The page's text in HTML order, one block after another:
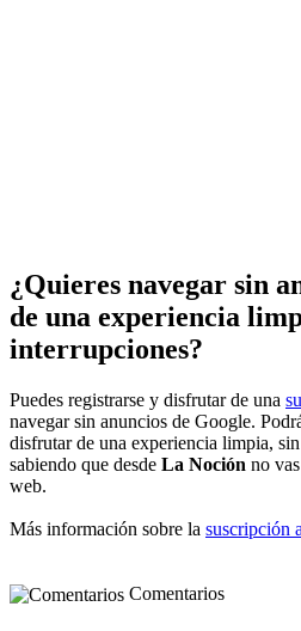
¿Quieres navegar sin
de una experiencia
interrupciones?
Puedes registrarse y disfrutar de una
navegar sin anuncios de Google.
disfrutar de una experiencia limpia,
sabiendo que desde La Noción no
web.
Más información sobre la suscripción
Comentarios